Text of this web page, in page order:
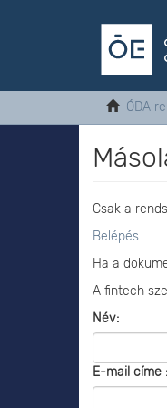
ÓDA
Csak a
Belépés
Ha a
A fintech
Név:
E-mail címe :